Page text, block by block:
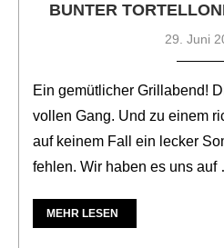
BUNTER
29. Juni
Ein gemütlicher Grillabend!
vollen Gang. Und zu einem
auf keinem Fall ein lecker
fehlen. Wir haben es uns auf
MEHR LESEN